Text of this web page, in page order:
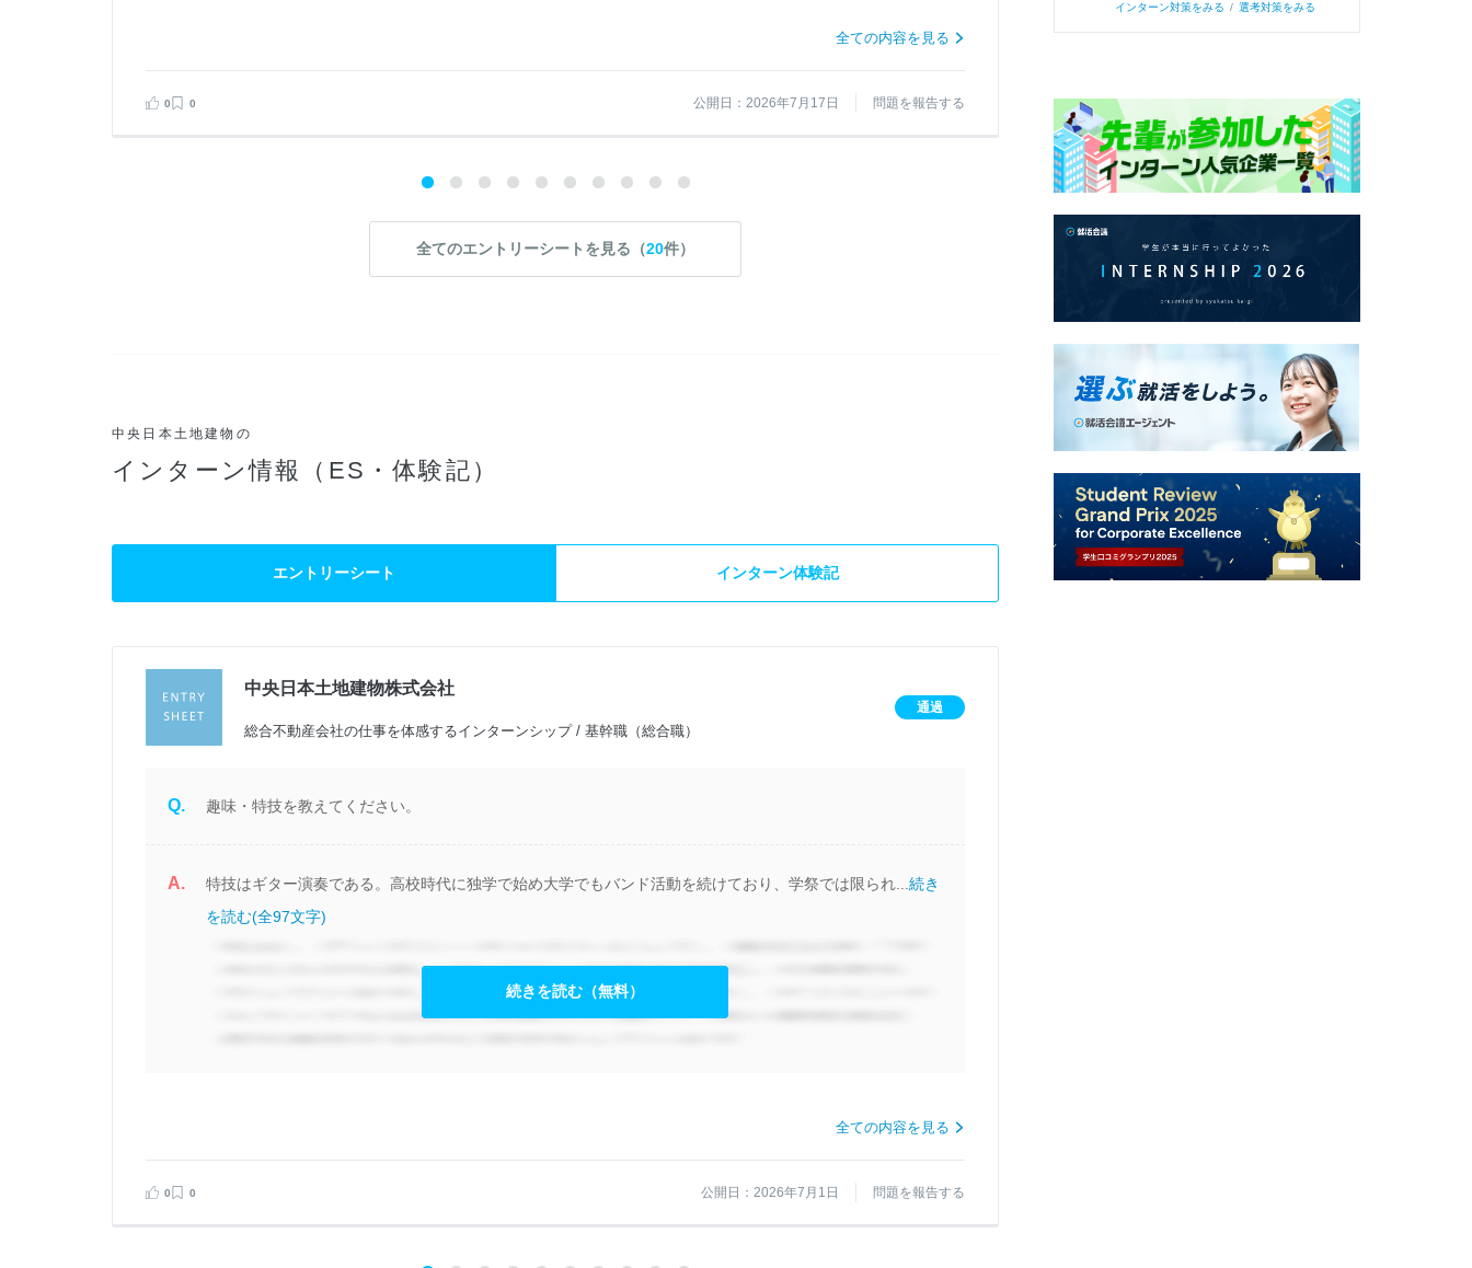
全ての内容を見る
0 0 公開日：2026年7月17日 問題を報告する
全てのエントリーシートを見る（20件）
中央日本土地建物の
インターン情報（ES・体験記）
エントリーシート インターン体験記
中央日本土地建物株式会社
総合不動産会社の仕事を体感するインターンシップ / 基幹職（総合職）
通過
Q. 趣味・特技を教えてください。
A. 特技はギター演奏である。高校時代に独学で始め大学でもバンド活動を続けており、学祭では限られ... 続き
を読む(全97文字)
続きを読む（無料）
全ての内容を見る
0 0 公開日：2026年7月1日 問題を報告する
インターン対策をみる / 選考対策をみる